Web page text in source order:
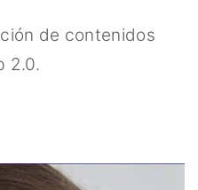
de contenidos
2.0.